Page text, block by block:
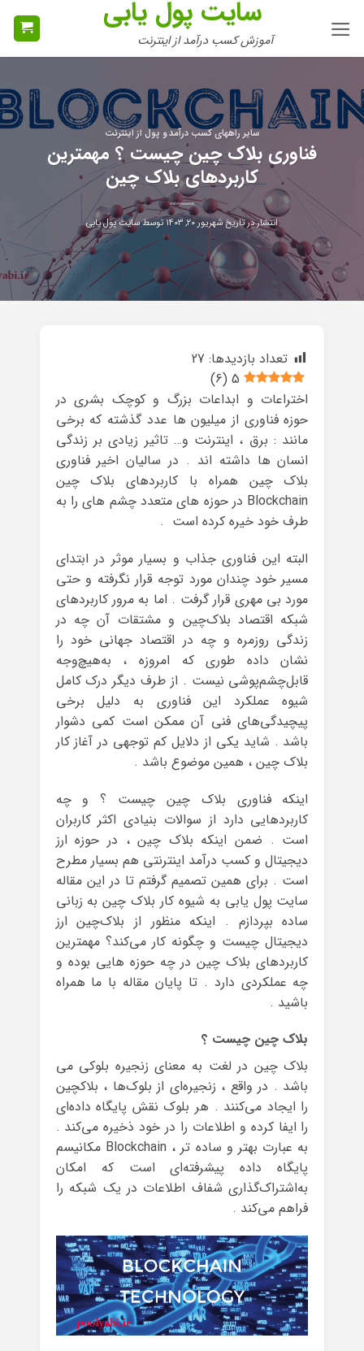
سایت پول یابی
آموزش کسب درآمد از اینترنت
سایر راههای کسب درآمد و پول از اینترنت
فناوری بلاک چین چیست ؟ مهمترین
کاربردهای بلاک چین
انتشار در تاریخشهریور ۲۰, ۱۴۰۳ توسطسایت پول یابی
تعداد بازدیدها: 27
5
(
6
)
اختراعات و ابداعات بزرگ و کوچک بشری در
حوزه فناوری از میلیون ها عدد گذشته که برخی
مانند : برق ، اینترنت و… تاثیر زیادی بر زندگی
انسان ها داشته اند . در سالیان اخیر فناوری
بلاک چین همراه با کاربردهای بلاک چین
Blockchain در حوزه های متعدد چشم های را به
طرف خود خیره کرده است .
البته این فناوری جذاب و بسیار موثر در ابتدای
مسیر خود چندان مورد توجه قرار نگرفته و حتی
مورد بی مهری قرار گرفت . اما به مرور کاربردهای
شبکه اقتصاد بلاک‌چین و مشتقات آن چه در
زندگی روزمره و چه در اقتصاد جهانی خود را
نشان داده طوری که امروزه ، به‌هیچ‌وجه
قابل‌چشم‌پوشی نیست . از طرف دیگر درک کامل
شیوه عملکرد این فناوری به دلیل برخی
پیچیدگی‌های فنی آن ممکن است کمی دشوار
باشد . شاید یکی از دلایل کم توجهی در آغاز کار
بلاک چین ، همین موضوع باشد .
اینکه فناوری بلاک چین چیست ؟ و چه
کاربردهایی دارد از سوالات بنیادی اکثر کاربران
است . ضمن اینکه بلاک چین ، در حوزه ارز
دیجیتال و کسب درآمد اینترنتی هم بسیار مطرح
است . برای همین تصمیم گرفتم تا در این مقاله
سایت پول یابی به شیوه کار بلاک چین به زبانی
ساده بپردازم . اینکه منظور از بلاک‌چین ارز
دیجیتال چیست و چگونه کار می‌کند؟ مهمترین
کاربردهای بلاک چین در چه حوزه هایی بوده و
چه عملکردی دارد . تا پایان مقاله با ما همراه
باشید .
بلاک چین چیست ؟
بلاک چین در لغت به معنای زنجیره بلوکی می
باشد . در واقع ، زنجیره‌ای از بلو‌ک‌ها ، بلاکچین
را ایجاد می‌کنند . هر بلوک نقش پایگاه داده‌ای
را ایفا کرده و اطلاعات را در خود ذخیره می‌کند .
به عبارت بهتر و ساده تر ، Blockchain مکانیسم
پایگاه داده پیشرفته‌ای است که امکان
به‌اشتراک‌گذاری شفاف اطلاعات در یک شبکه را
فراهم می‌کند .